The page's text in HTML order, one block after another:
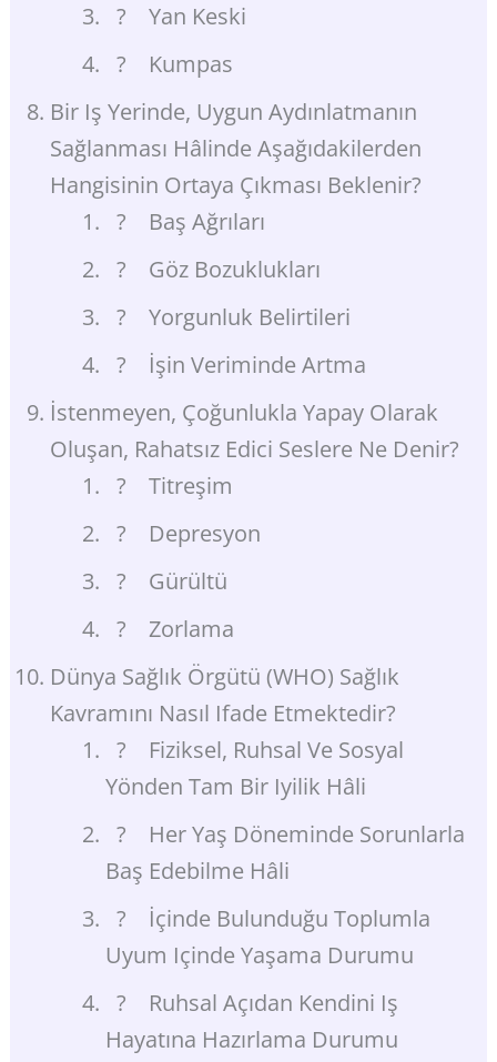
? Yan Keski
? Kumpas
Bir Iş Yerinde, Uygun Aydınlatmanın
Sağlanması Hâlinde Aşağıdakilerden
Hangisinin Ortaya Çıkması Beklenir?
? Baş Ağrıları
? Göz Bozuklukları
? Yorgunluk Belirtileri
? İşin Veriminde Artma
İstenmeyen, Çoğunlukla Yapay Olarak
Oluşan, Rahatsız Edici Seslere Ne Denir?
? Titreşim
? Depresyon
? Gürültü
? Zorlama
Dünya Sağlık Örgütü (WHO) Sağlık
Kavramını Nasıl Ifade Etmektedir?
? Fiziksel, Ruhsal Ve Sosyal
Yönden Tam Bir Iyilik Hâli
? Her Yaş Döneminde Sorunlarla
Baş Edebilme Hâli
? İçinde Bulunduğu Toplumla
Uyum Içinde Yaşama Durumu
? Ruhsal Açıdan Kendini Iş
Hayatına Hazırlama Durumu